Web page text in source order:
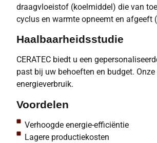
draagvloeistof (koelmiddel) die van
cyclus en warmte opneemt en afgeeft
Haalbaarheidsstudie
CERATEC biedt u een
past bij uw behoeften en budget.
energieverbruik.
Voordelen
Verhoogde energie-efficiëntie
Lagere productiekosten